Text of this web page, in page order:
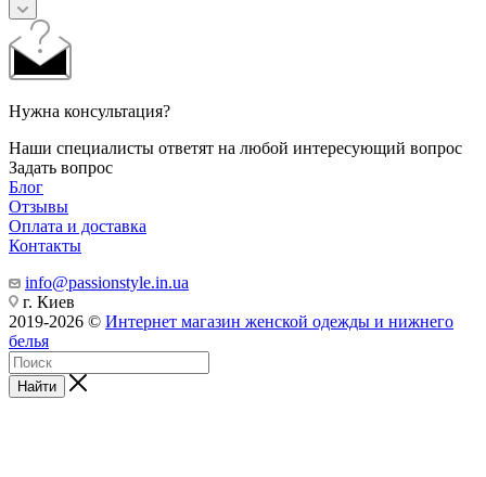
Нужна консультация?
Наши специалисты ответят на любой интересующий вопрос
Задать вопрос
Блог
Отзывы
Оплата и доставка
Контакты
info@passionstyle.in.ua
г. Киев
2019-2026 © Интернет магазин женской одежды и нижнего
белья
Найти